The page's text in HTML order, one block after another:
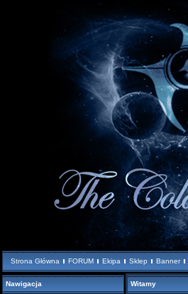
Strona Główna FORUM Ekipa Sklep Banner
Nawigacja
Witamy